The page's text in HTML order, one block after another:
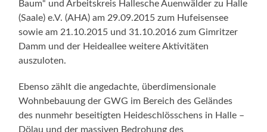
Baum“ und Arbeitskreis Hallesche Auenwälder zu Halle
(Saale) e.V. (AHA) am 29.09.2015 zum Hufeisensee
sowie am 21.10.2015 und 31.10.2016 zum Gimritzer
Damm und der Heideallee weitere Aktivitäten
auszuloten.
Ebenso zählt die angedachte, überdimensionale
Wohnbebauung der GWG im Bereich des Geländes
des nunmehr beseitigten Heideschlösschens in Halle –
Dölau und der massiven Bedrohung des